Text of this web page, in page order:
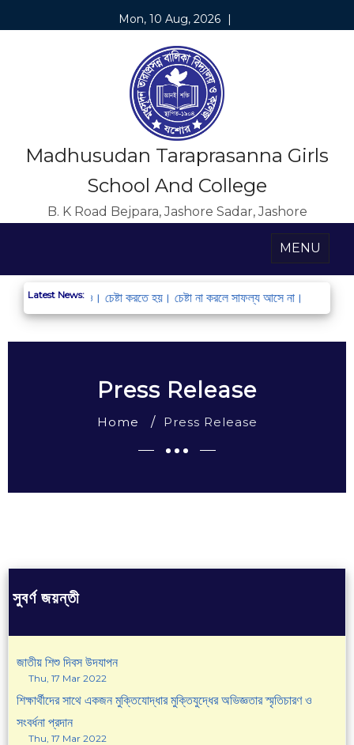
Mon, 10 Aug, 2026 |
Madhusudan Taraprasanna Girls
School And College
B. K Road Bejpara, Jashore Sadar, Jashore
MENU
Latest News:
করো এবং অংশ নাও। চেষ্টা করতে হয়। চেষ্টা না করলে সাফল্য আসে না।
Press Release
Home Press Release
সুবর্ণ জয়ন্তী
জাতীয় শিশু দিবস উদযাপন
Thu, 17 Mar 2022
শিক্ষার্থীদের সাথে একজন মুক্তিযোদ্ধার মুক্তিযুদ্ধের অভিজ্ঞতার স্মৃতিচারণ ও
সংবর্ধনা প্রদান
Thu, 17 Mar 2022